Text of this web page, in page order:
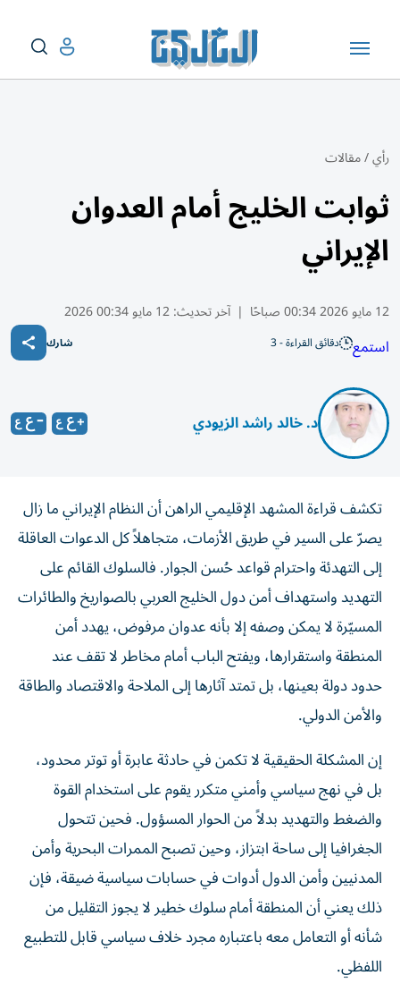
رأي/مقالات
ثوابت الخليج أمام العدوان
الإيراني
12 مايو 2026 00:34 صباحًا | آخر تحديث:12 مايو 00:34 2026
استمع دقائق القراءة - 3 شارك
د. خالد راشد الزيودي
تكشف قراءة المشهد الإقليمي الراهن أن النظام الإيراني ما زال
يصرّ على السير في طريق الأزمات، متجاهلاً كل الدعوات العاقلة
إلى التهدئة واحترام قواعد حُسن الجوار. فالسلوك القائم على
التهديد واستهداف أمن دول الخليج العربي بالصواريخ والطائرات
المسيّرة لا يمكن وصفه إلا بأنه عدوان مرفوض، يهدد أمن
المنطقة واستقرارها، ويفتح الباب أمام مخاطر لا تقف عند
حدود دولة بعينها، بل تمتد آثارها إلى الملاحة والاقتصاد والطاقة
والأمن الدولي.
إن المشكلة الحقيقية لا تكمن في حادثة عابرة أو توتر محدود،
بل في نهج سياسي وأمني متكرر يقوم على استخدام القوة
والضغط والتهديد بدلاً من الحوار المسؤول. فحين تتحول
الجغرافيا إلى ساحة ابتزاز، وحين تصبح الممرات البحرية وأمن
المدنيين وأمن الدول أدوات في حسابات سياسية ضيقة، فإن
ذلك يعني أن المنطقة أمام سلوك خطير لا يجوز التقليل من
شأنه أو التعامل معه باعتباره مجرد خلاف سياسي قابل للتطبيع
اللفظي.